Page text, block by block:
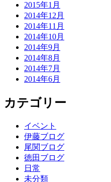
2015年1月
2014年12月
2014年11月
2014年10月
2014年9月
2014年8月
2014年7月
2014年6月
カテゴリー
イベント
伊藤ブログ
尾関ブログ
徳田ブログ
日常
未分類